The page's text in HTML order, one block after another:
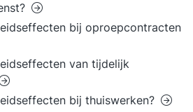
bij oproepcontracten
van tijdelijk
bij thuiswerken?